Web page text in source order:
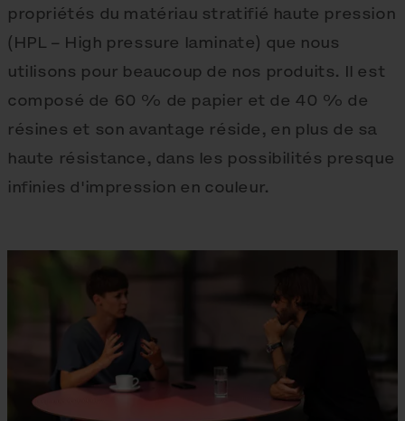
propriétés du matériau stratifié haute pression
(HPL – High pressure laminate) que nous
utilisons pour beaucoup de nos produits. Il est
composé de 60 % de papier et de 40 % de
résines et son avantage réside, en plus de sa
haute résistance, dans les possibilités presque
infinies d'impression en couleur.